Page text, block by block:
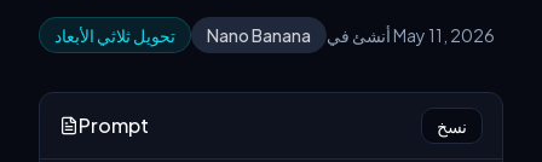
تحويل ثلاثي الأبعاد Nano Banana أنشئ في May 11, 2026
Prompt نسخ